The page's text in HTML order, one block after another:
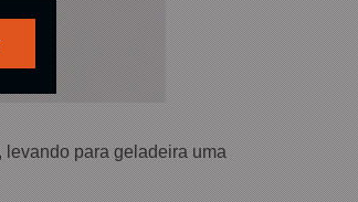
levando para geladeira uma